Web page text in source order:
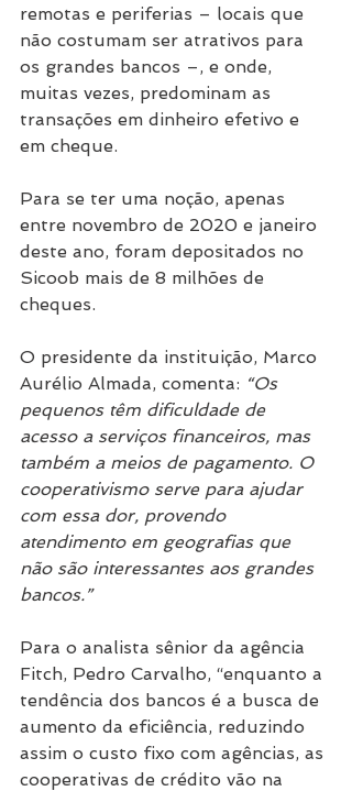
remotas e periferias – locais que
não costumam ser atrativos para
os grandes bancos –, e onde,
muitas vezes, predominam as
transações em dinheiro efetivo e
em cheque.
Para se ter uma noção, apenas
entre novembro de 2020 e janeiro
deste ano, foram depositados no
Sicoob mais de 8 milhões de
cheques.
O presidente da instituição, Marco
Aurélio Almada, comenta: “Os
pequenos têm dificuldade de
acesso a serviços financeiros, mas
também a meios de pagamento. O
cooperativismo serve para ajudar
com essa dor, provendo
atendimento em geografias que
não são interessantes aos grandes
bancos.”
Para o analista sênior da agência
Fitch, Pedro Carvalho, “enquanto a
tendência dos bancos é a busca de
aumento da eficiência, reduzindo
assim o custo fixo com agências, as
cooperativas de crédito vão na